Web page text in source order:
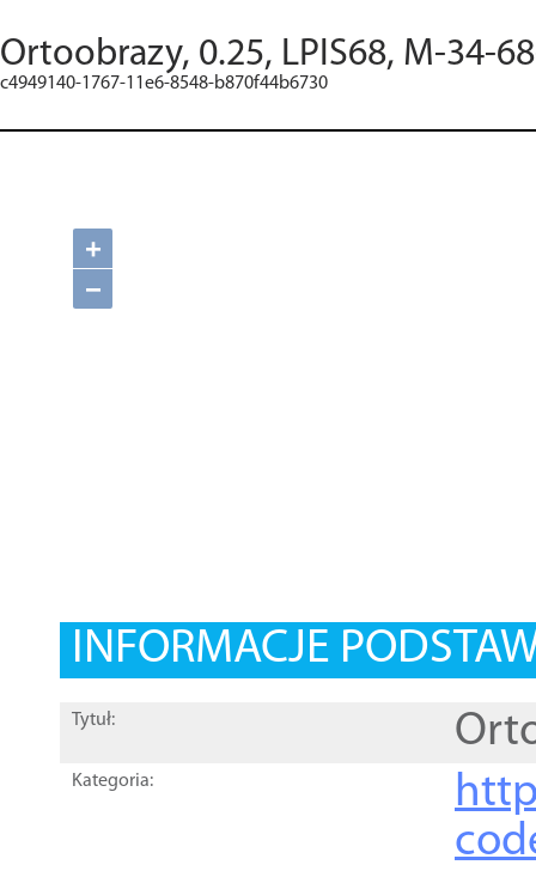
Ortoobrazy, 0.25, LPIS68, M-34-
c4949140-1767-11e6-8548-b870f44b6730
+
−
INFORMACJE
Tytuł:
Kategoria: